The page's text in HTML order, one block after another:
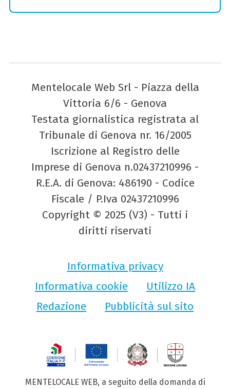
Mentelocale Web Srl - Piazza della
Vittoria 6/6 - Genova
Testata giornalistica registrata al
Tribunale di Genova nr. 16/2005
Iscrizione al Registro delle
Imprese di Genova n.02437210996 -
R.E.A. di Genova: 486190 - Codice
Fiscale / P.Iva 02437210996
Copyright © 2025 (V3) - Tutti i
diritti riservati
Informativa privacy
Informativa cookie
Utilizzo IA
Redazione
Pubblicità sul sito
MENTELOCALE WEB, a seguito della domanda di